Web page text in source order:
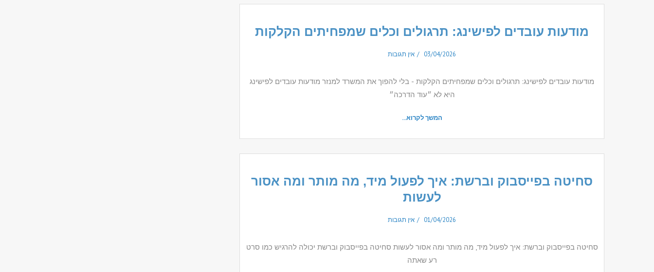
מודעות עובדים לפישינג: תרגולים וכלים שמפחיתים הקלקות
03/04/2026 אין תגובות
מודעות עובדים לפישינג: תרגולים וכלים שמפחיתים הקלקות - בלי להפוך את המשרד למנזר מודעות עובדים לפישינג
היא לא ״עוד הדרכה״
המשך לקרוא...
סחיטה בפייסבוק וברשת: איך לפעול מיד, מה מותר ומה אסור
לעשות
01/04/2026 אין תגובות
סחיטה בפייסבוק וברשת: איך לפעול מיד, מה מותר ומה אסור לעשות סחיטה בפייסבוק וברשת יכולה להרגיש כמו סרט
רע שאתה